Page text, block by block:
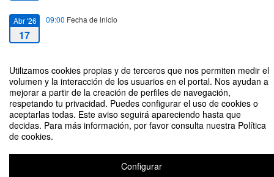
Utilizamos cookies propias y de terceros que nos permiten medir el
volumen y la interacción de los usuarios en el portal. Nos ayudan a
mejorar a partir de la creación de perfiles de navegación,
respetando tu privacidad. Puedes configurar el uso de cookies o
aceptarlas todas. Este aviso seguirá apareciendo hasta que
decidas. Para más información, por favor consulta nuestra Política
de cookies.
Configurar
Abr '26
17
09:00 Fecha de inicio
17